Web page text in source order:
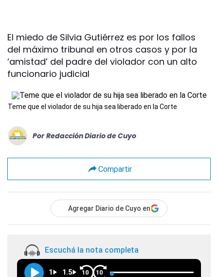
El miedo de Silvia Gutiérrez es por los fallos
del máximo tribunal en otros casos y por la
‘amistad’ del padre del violador con un alto
funcionario judicial
Teme que el violador de su hija sea liberado en la Corte
Por Redacción Diario de Cuyo
Compartir
Agregar Diario de Cuyo en
Escuchá la nota completa
1 1.5 10 10